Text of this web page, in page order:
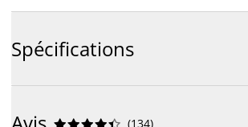
Spécifications
(134)